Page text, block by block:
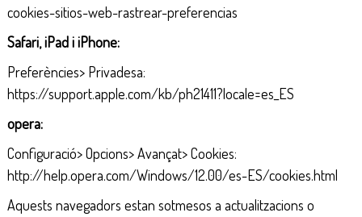
cookies-sitios-web-rastrear-preferencias
Safari, iPad i iPhone:
Preferències> Privadesa:
https://support.apple.com/kb/ph21411?locale=es_ES
opera:
Configuració> Opcions> Avançat> Cookies:
http://help.opera.com/Windows/12.00/es-ES/cookies.html
Aquests navegadors estan sotmesos a actualitzacions o